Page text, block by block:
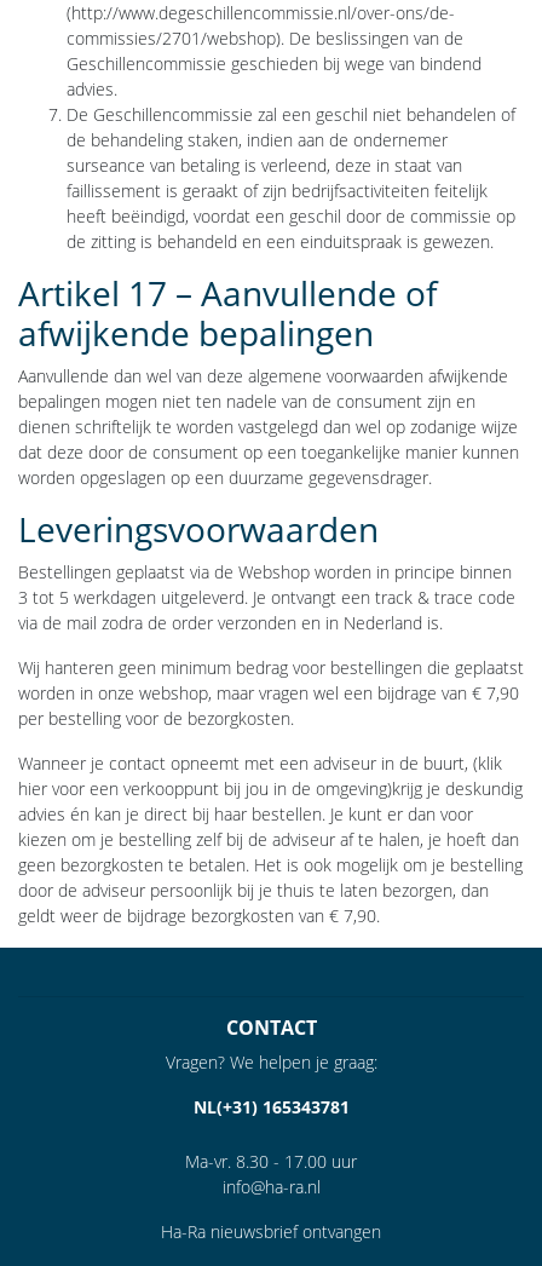
(http://www.degeschillencommissie.nl/over-ons/de-
commissies/2701/webshop). De beslissingen van de
Geschillencommissie geschieden bij wege van bindend
advies.
De Geschillencommissie zal een geschil niet behandelen of
de behandeling staken, indien aan de ondernemer
surseance van betaling is verleend, deze in staat van
faillissement is geraakt of zijn bedrijfsactiviteiten feitelijk
heeft beëindigd, voordat een geschil door de commissie op
de zitting is behandeld en een einduitspraak is gewezen.
Artikel 17 – Aanvullende of
afwijkende bepalingen
Aanvullende dan wel van deze algemene voorwaarden afwijkende
bepalingen mogen niet ten nadele van de consument zijn en
dienen schriftelijk te worden vastgelegd dan wel op zodanige wijze
dat deze door de consument op een toegankelijke manier kunnen
worden opgeslagen op een duurzame gegevensdrager.
Leveringsvoorwaarden
Bestellingen geplaatst via de Webshop worden in principe binnen
3 tot 5 werkdagen uitgeleverd. Je ontvangt een track & trace code
via de mail zodra de order verzonden en in Nederland is.
Wij hanteren geen minimum bedrag voor bestellingen die geplaatst
worden in onze webshop, maar vragen wel een bijdrage van € 7,90
per bestelling voor de bezorgkosten.
Wanneer je contact opneemt met een adviseur in de buurt, (klik
hier voor een verkooppunt bij jou in de omgeving)krijg je deskundig
advies én kan je direct bij haar bestellen. Je kunt er dan voor
kiezen om je bestelling zelf bij de adviseur af te halen, je hoeft dan
geen bezorgkosten te betalen. Het is ook mogelijk om je bestelling
door de adviseur persoonlijk bij je thuis te laten bezorgen, dan
geldt weer de bijdrage bezorgkosten van € 7,90.
CONTACT
Vragen? We helpen je graag:
NL(+31) 165343781
Ma-vr. 8.30 - 17.00 uur
info@ha-ra.nl
Ha-Ra nieuwsbrief ontvangen